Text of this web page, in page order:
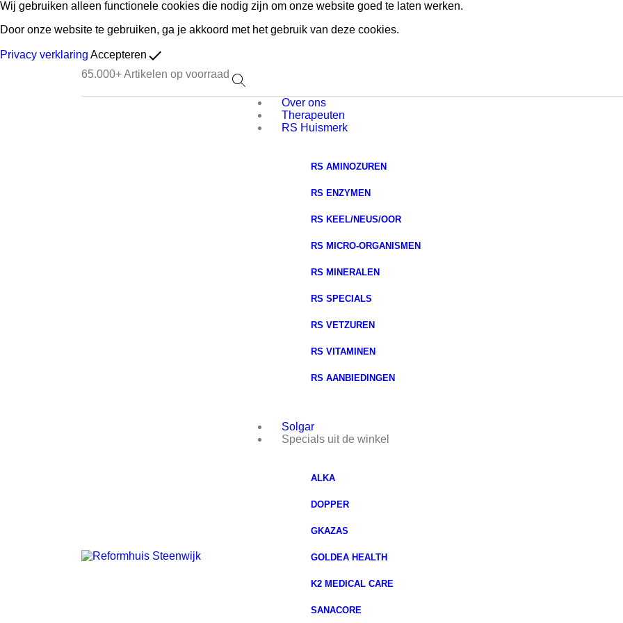
Wij gebruiken alleen functionele cookies die nodig zijn om onze website goed te laten werken.
Door onze website te gebruiken, ga je akkoord met het gebruik van deze cookies.
Privacy verklaring Accepteren done
65.000+Artikelen op voorraad
Over ons
Therapeuten
RS Huismerk
RS AMINOZUREN
RS ENZYMEN
RS KEEL/NEUS/OOR
RS MICRO-ORGANISMEN
RS MINERALEN
RS SPECIALS
RS VETZUREN
RS VITAMINEN
RS AANBIEDINGEN
Solgar
Specials uit de winkel
ALKA
DOPPER
GKAZAS
GOLDEA HEALTH
K2 MEDICAL CARE
SANACORE